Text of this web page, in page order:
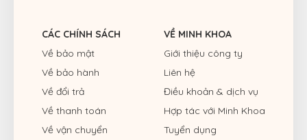
CÁC CHÍNH SÁCH
Về bảo mật
Về bảo hành
Về đổi trả
Về thanh toán
Về vận chuyển
VỀ MINH KHOA
Giới thiệu công ty
Liên hệ
Điều khoản & dịch vụ
Hợp tác với Minh Khoa
Tuyển dụng